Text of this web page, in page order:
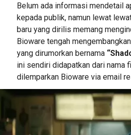
Belum ada informasi mendetail
kepada publik, namun lewat
baru yang dirilis memang
Bioware tengah
yang dirumorkan bernama
ini sendiri didapatkan dari nama
dilemparkan Bioware via email